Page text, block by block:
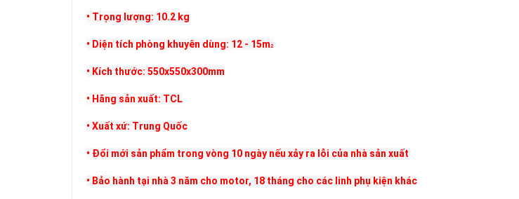
• Trọng lượng: 10.2 kg
• Diện tích phòng khuyên dùng: 12 - 15m2
• Kích thước: 550x550x300mm
• Hãng sản xuất: TCL
• Xuất xứ: Trung Quốc
• Đổi mới sản phẩm trong vòng 10 ngày nếu xảy ra lỗi của nhà sản xuất
• Bảo hành tại nhà 3 năm cho motor, 18 tháng cho các linh phụ kiện khác